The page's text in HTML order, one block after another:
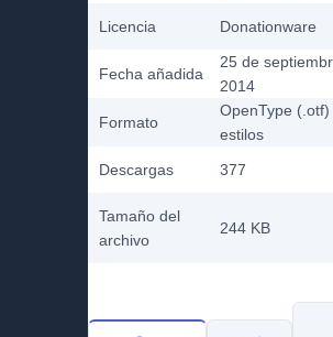
Licencia Donationware
Fecha añadida
25 de
2014
Formato
OpenType (.otf)
estilos
Descargas
377
Tamaño del
archivo
244 KB